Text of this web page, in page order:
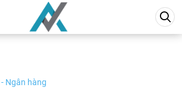
Ngân hàng